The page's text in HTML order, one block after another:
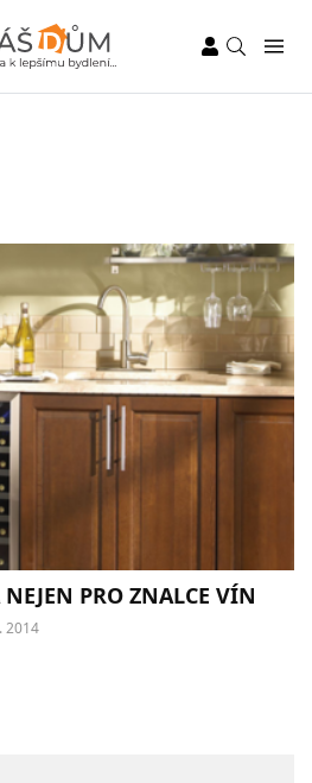
PRO ZNALCE VÍN
2014